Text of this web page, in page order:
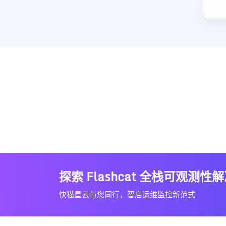
探索 Flashcat 全栈可观测性
快猫星云与您同行，智启运维监控新范式